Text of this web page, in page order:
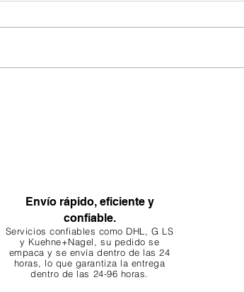
sumergido
Envío rápido, eficiente y
confiable.
Servicios confiables como DHL, G LS
y Kuehne+Nagel, su pedido se
empaca y se envía dentro de las 24
horas, lo que garantiza la entrega
dentro de las 24-96 horas.